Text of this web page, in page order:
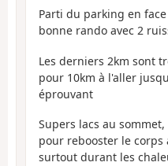
Parti du parking en
bonne rando avec 2
Les derniers 2km sont
pour 10km à l'aller
éprouvant
Supers lacs au
pour rebooster le corps
surtout durant les